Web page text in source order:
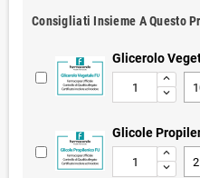
Consigliati Insieme A Questo
Glicerolo
Glicole